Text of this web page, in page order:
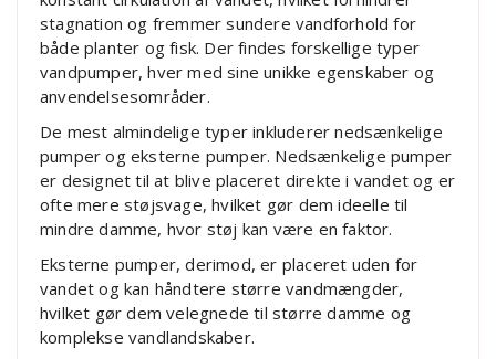
stagnation og fremmer sundere vandforhold for
både planter og fisk. Der findes forskellige typer
vandpumper, hver med sine unikke egenskaber og
anvendelsesområder.
De mest almindelige typer inkluderer nedsænkelige
pumper og eksterne pumper. Nedsænkelige pumper
er designet til at blive placeret direkte i vandet og er
ofte mere støjsvage, hvilket gør dem ideelle til
mindre damme, hvor støj kan være en faktor.
Eksterne pumper, derimod, er placeret uden for
vandet og kan håndtere større vandmængder,
hvilket gør dem velegnede til større damme og
komplekse vandlandskaber.